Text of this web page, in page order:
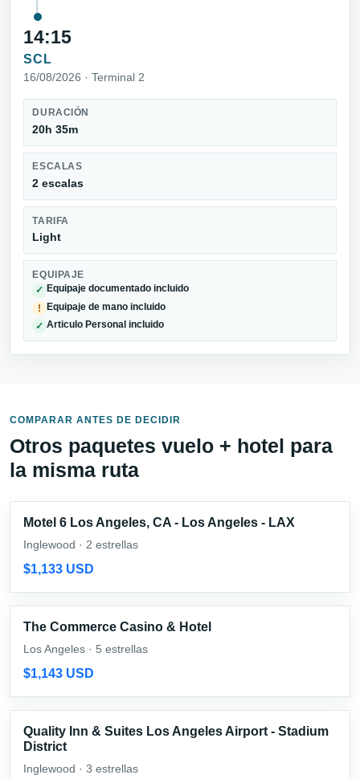
14:15
SCL
16/08/2026 · Terminal 2
DURACIÓN
20h 35m
ESCALAS
2 escalas
TARIFA
Light
EQUIPAJE
✓ Equipaje documentado incluido
! Equipaje de mano incluido
✓ Articulo Personal incluido
COMPARAR ANTES DE DECIDIR
Otros paquetes vuelo + hotel para
la misma ruta
Motel 6 Los Angeles, CA - Los Angeles - LAX
Inglewood · 2 estrellas
$1,133 USD
The Commerce Casino & Hotel
Los Angeles · 5 estrellas
$1,143 USD
Quality Inn & Suites Los Angeles Airport - Stadium
District
Inglewood · 3 estrellas